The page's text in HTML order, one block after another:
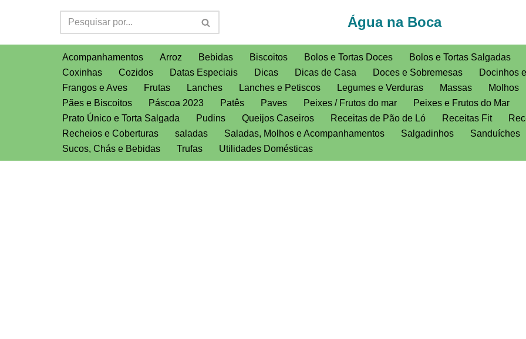
Água na Boca
Acompanhamentos Arroz Bebidas Biscoitos Bolos e Tortas Doces Bolos e Tortas Salgadas
Coxinhas
Cozidos Datas Especiais Dicas Dicas de Casa Doces e Sobremesas Docinhos
Frangos e Aves
Frutas Lanches Lanches e Petiscos Legumes e Verduras Massas Molhos
Pães e Biscoitos
Páscoa 2023 Patês Paves Peixes / Frutos do mar Peixes e Frutos do Mar
Prato Único e Torta Salgada
Pudins Queijos Caseiros Receitas de Pão de Ló Receitas Fit
Recheios e Coberturas
saladas Saladas, Molhos e Acompanhamentos Salgadinhos Sanduíches
Sucos, Chás e Bebidas
Trufas Utilidades Domésticas